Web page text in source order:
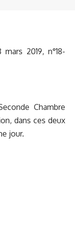
mars 2019, n°18-
Chambre
dans ces deux
jour.